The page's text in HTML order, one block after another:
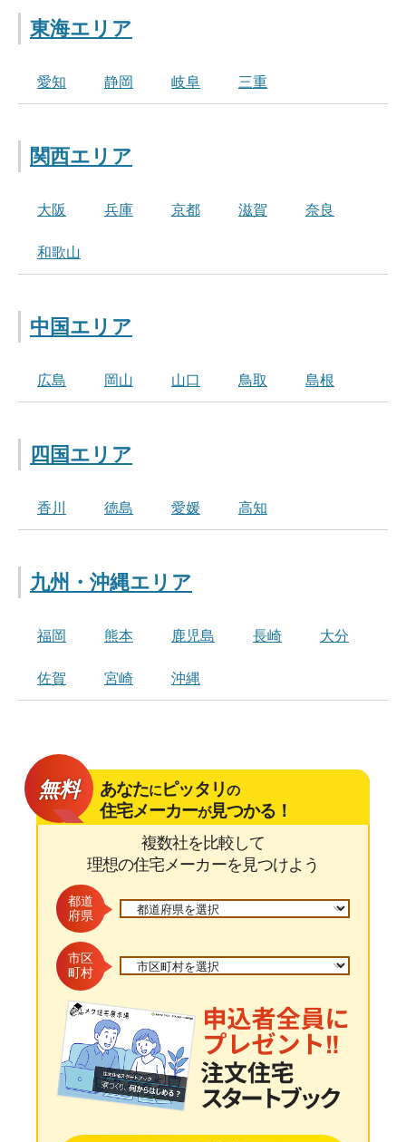
東海エリア
愛知 静岡 岐阜 三重
関西エリア
大阪 兵庫 京都 滋賀 奈良
和歌山
中国エリア
広島 岡山 山口 鳥取 島根
四国エリア
香川 徳島 愛媛 高知
九州・沖縄エリア
福岡 熊本 鹿児島 長崎 大分
佐賀 宮崎 沖縄
無料 あなたにピッタリの
住宅メーカーが見つかる！
複数社を比較して
理想の住宅メーカーを見つけよう
都道
府県
市区
町村